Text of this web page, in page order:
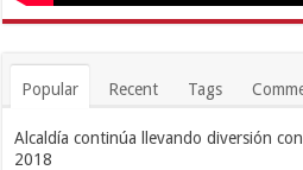
Popular Recent Tags
Alcaldía continúa llevando diversión
2018